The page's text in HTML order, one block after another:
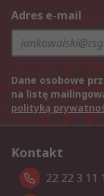
Adres e-mail
Dane osobowe
na listę
polityką
Kontakt
22 22 3 11